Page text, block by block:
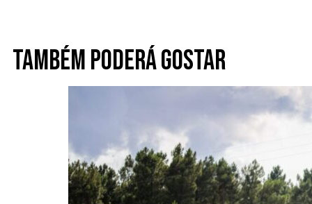
Também poderá gostar